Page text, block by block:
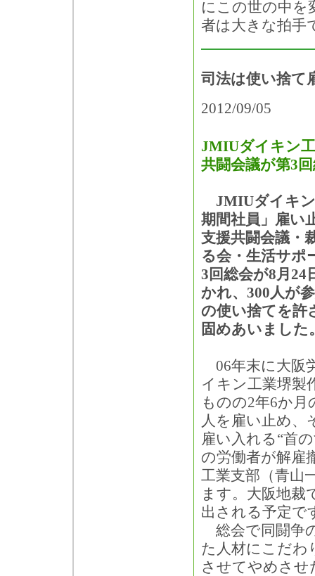
にこの世の中を
者は大きな拍手
司法は使い捨て
2012/09/05
JMIUダイキン
共闘会議が第3
JMIUダイキン
期間社員」雇い
支援共闘会議・
る会・生活サポ
3回総会が8月24
かれ、300人が
の使い捨てを許
固めあいました
06年末に大阪
イキン工業堺製
ものの2年6か月
人を雇い止め、
雇い入れる“首
の労働者が解雇
工業支部（青山
ます。大阪地裁
出される予定で
総会で同闘争
た人材にこだわ
させてやめさせ